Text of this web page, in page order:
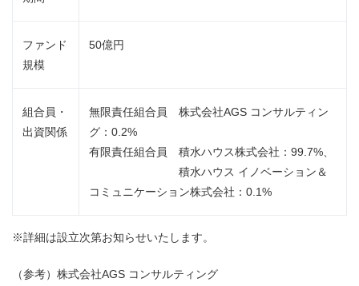
ファンド
規模
50億円
組合員・
出資関係
無限責任組合員 株式会社AGS コンサルティン
グ：0.2%
有限責任組合員 積水ハウス株式会社：99.7%、
積水ハウス イノベーション＆
コミュニケーション株式会社：0.1%
※詳細は設立次第お知らせいたします。
（参考）株式会社AGS コンサルティング